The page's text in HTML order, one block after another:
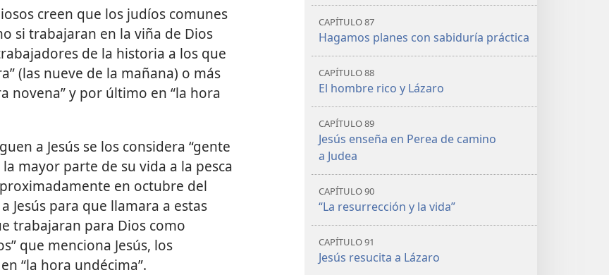
creen que los judíos comunes
si trabajaran en la viña de Dios
de la historia a los que
(las nueve de la mañana) o más
novena” y por último en “la hora
a Jesús se los considera “gente
mayor parte de su vida a la pesca
en octubre del
Jesús para que llamara a estas
trabajaran para Dios como
que menciona Jesús, los
“la hora undécima”.
CAPÍTULO 87
Hagamos planes con sabiduría práctica
CAPÍTULO 88
El hombre rico y Lázaro
CAPÍTULO 89
Jesús enseña en Perea de camino
a Judea
CAPÍTULO 90
“La resurrección y la vida”
CAPÍTULO 91
Jesús resucita a Lázaro